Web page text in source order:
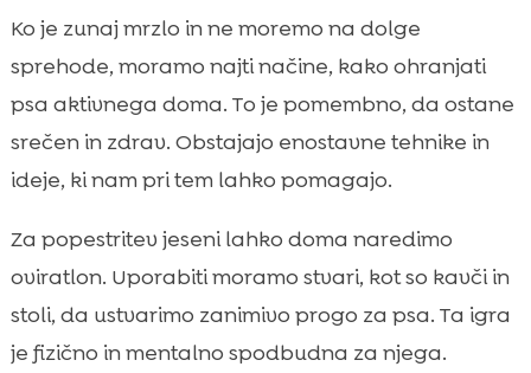
Ko je zunaj mrzlo in ne moremo na dolge
sprehode, moramo najti načine, kako ohranjati
psa aktivnega doma. To je pomembno, da ostane
srečen in zdrav. Obstajajo enostavne tehnike in
ideje, ki nam pri tem lahko pomagajo.
Za popestritev jeseni lahko doma naredimo
oviratlon. Uporabiti moramo stvari, kot so kavči in
stoli, da ustvarimo zanimivo progo za psa. Ta igra
je fizično in mentalno spodbudna za njega.